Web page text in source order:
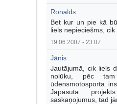
Ronalds
Bet kur un pie kā
liels nepieciešms,
19.06.2007 - 23:07
Jānis
Jautājumā, cik liels
nolūku, pēc
ūdensmotosporta
Jāpasūta
saskaņojumus, tad